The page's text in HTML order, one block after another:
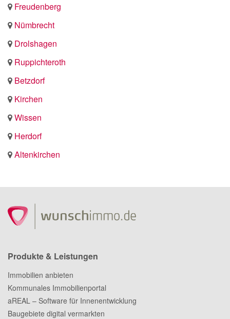
Freudenberg
Nümbrecht
Drolshagen
Ruppichteroth
Betzdorf
Kirchen
Wissen
Herdorf
Altenkirchen
Produkte & Leistungen
Immobilien anbieten
Kommunales Immobilienportal
aREAL – Software für Innenentwicklung
Baugebiete digital vermarkten